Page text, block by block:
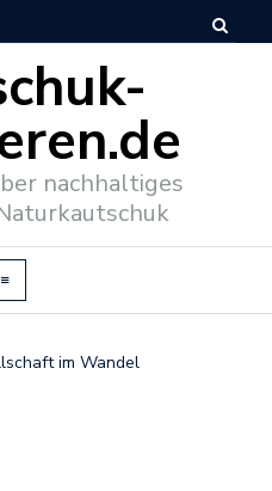
nachhaltiges
im Wandel